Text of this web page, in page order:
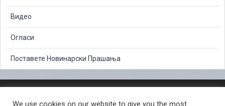
Видео
Огласи
Поставете Новинарски Прашања
We use cookies on our website to give you the most